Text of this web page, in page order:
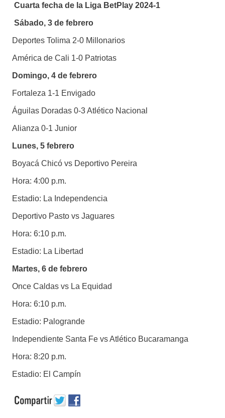
Cuarta fecha de la Liga BetPlay 2024-1
Sábado, 3 de febrero
Deportes Tolima 2-0 Millonarios
América de Cali 1-0 Patriotas
Domingo, 4 de febrero
Fortaleza 1-1 Envigado
Águilas Doradas 0-3 Atlético Nacional
Alianza 0-1 Junior
Lunes, 5 febrero
Boyacá Chicó vs Deportivo Pereira
Hora: 4:00 p.m.
Estadio: La Independencia
Deportivo Pasto vs Jaguares
Hora: 6:10 p.m.
Estadio: La Libertad
Martes, 6 de febrero
Once Caldas vs La Equidad
Hora: 6:10 p.m.
Estadio: Palogrande
Independiente Santa Fe vs Atlético Bucaramanga
Hora: 8:20 p.m.
Estadio: El Campín